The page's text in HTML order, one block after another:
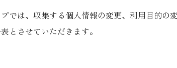
では、収集する個人情報の変更、利用目的の
とさせていただきます。